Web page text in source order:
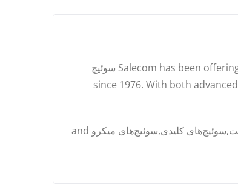
Salecom Electronics Co., Ltd. is تایوان supplier and manufacturer in صنعت تولید سوئیچ Salecom has been offering our customers high quality سوئیچ
لغزشی، سوئیچ راکر، سوئیچ کشویی، سوئیچ دکمه‌ای، سوئیچ تاکت، سوئیچ کلیدی، سوئیچ دیپ، سوئیچ میکرو، کانکتور، سوئیچ نورانی since 1976. With both advanced
View our quality products کلیدهای تغییر وضعیت,کلیدهای راکر,کلیدهای فشاری,کلیدهای لغزشی,سوئیچ‌های دیپ,سوئیچ‌های تاکت,سوئیچ‌های کلیدی,سوئیچ‌های میکرو and